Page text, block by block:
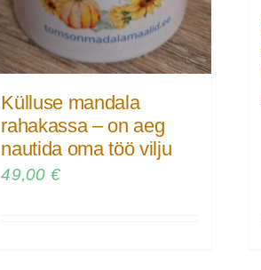
Külluse mandala
rahakassa – on aeg
nautida oma töö vilju
49,00€